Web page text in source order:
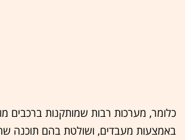
כלומר, מערכות רבות שמותקנות ברכבים
באמצעות מעבדים, ושולטת בהם תוכנה